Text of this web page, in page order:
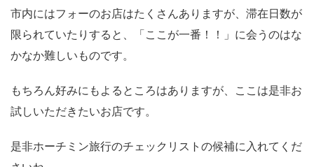
市内にはフォーのお店はたくさんありますが、滞在日数が
限られていたりすると、「ここが一番！！」に会うのはな
かなか難しいものです。
もちろん好みにもよるところはありますが、ここは是非お
試しいただきたいお店です。
是非ホーチミン旅行のチェックリストの候補に入れてくだ